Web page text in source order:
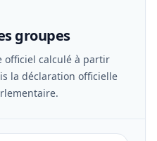
groupes
officiel calculé à partir
la déclaration officielle